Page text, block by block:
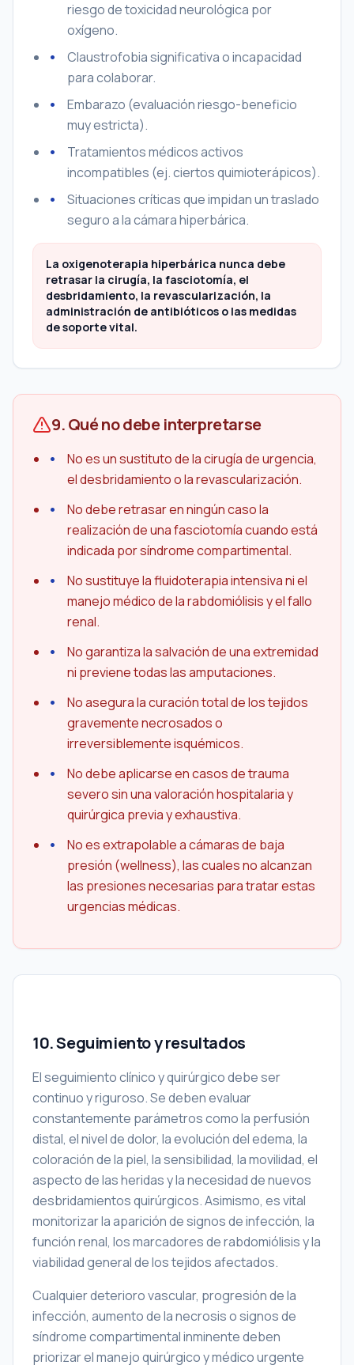
riesgo de toxicidad neurológica por
oxígeno.
Claustrofobia significativa o incapacidad
para colaborar.
Embarazo (evaluación riesgo-beneficio
muy estricta).
Tratamientos médicos activos
incompatibles (ej. ciertos quimioterápicos).
Situaciones críticas que impidan un traslado
seguro a la cámara hiperbárica.
La oxigenoterapia hiperbárica nunca debe
retrasar la cirugía, la fasciotomía, el
desbridamiento, la revascularización, la
administración de antibióticos o las medidas
de soporte vital.
9. Qué no debe interpretarse
No es un sustituto de la cirugía de urgencia,
el desbridamiento o la revascularización.
No debe retrasar en ningún caso la
realización de una fasciotomía cuando está
indicada por síndrome compartimental.
No sustituye la fluidoterapia intensiva ni el
manejo médico de la rabdomiólisis y el fallo
renal.
No garantiza la salvación de una extremidad
ni previene todas las amputaciones.
No asegura la curación total de los tejidos
gravemente necrosados o
irreversiblemente isquémicos.
No debe aplicarse en casos de trauma
severo sin una valoración hospitalaria y
quirúrgica previa y exhaustiva.
No es extrapolable a cámaras de baja
presión (wellness), las cuales no alcanzan
las presiones necesarias para tratar estas
urgencias médicas.
10. Seguimiento y resultados
El seguimiento clínico y quirúrgico debe ser
continuo y riguroso. Se deben evaluar
constantemente parámetros como la perfusión
distal, el nivel de dolor, la evolución del edema, la
coloración de la piel, la sensibilidad, la movilidad, el
aspecto de las heridas y la necesidad de nuevos
desbridamientos quirúrgicos. Asimismo, es vital
monitorizar la aparición de signos de infección, la
función renal, los marcadores de rabdomiólisis y la
viabilidad general de los tejidos afectados.
Cualquier deterioro vascular, progresión de la
infección, aumento de la necrosis o signos de
síndrome compartimental inminente deben
priorizar el manejo quirúrgico y médico urgente